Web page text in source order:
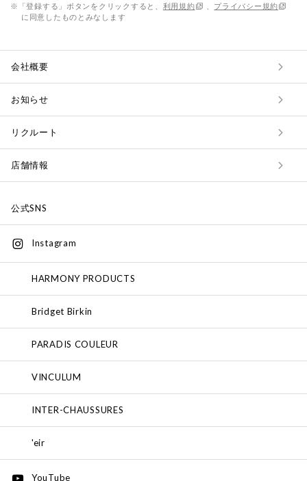
※「登録する」ボタンをクリックすると、 利用規約
プライバシー規約
に同意したものとみなします
会社概要
お知らせ
リクルート
店舗情報
公式SNS
Instagram
HARMONY PRODUCTS
Bridget Birkin
PARADIS COULEUR
VINCULUM
INTER-CHAUSSURES
'eir
YouTube